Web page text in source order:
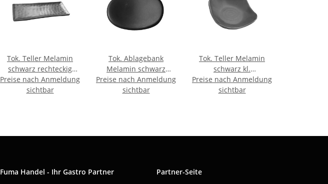
Tok. Teller Melamin
schwarz rechteckig
ca.28,5x11,2x1,8cm
Preise nach Anmeldung
sichtbar
Tok. Ablagebank
Melamin schwarz
ca.5x3,5cm
Preise nach Anmeldung
sichtbar
Tok. Teller Melamin
schwarz kl.
ca.11x11x3,2cm
Preise nach Anmeldung
sichtbar
Fuma Handel - Ihr Gastro Partner
Partner-Seite